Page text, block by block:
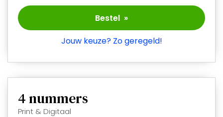
Bestel »
Jouw keuze? Zo geregeld!
4nummers
Print & Digitaal